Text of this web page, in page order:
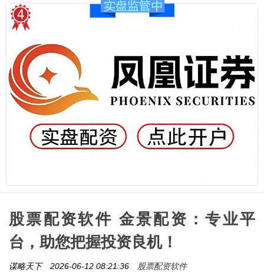
股票配资软件 金景配资：专业平
台，助您把握投资良机！
谋略天下 2026-06-12 08:21:36 股票配资软件